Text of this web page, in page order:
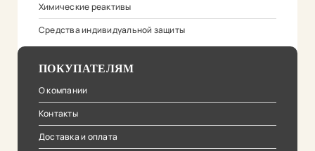
Химические реактивы
Средства индивидуальной защиты
ПОКУПАТЕЛЯМ
О компании
Контакты
Доставка и оплата